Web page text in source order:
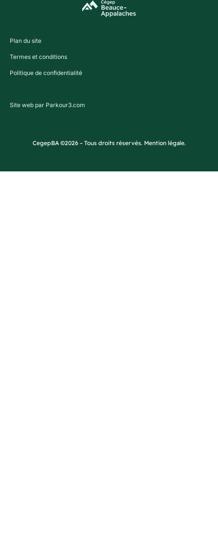
Plan du site
Termes et conditions
Politique de confidentialité
Site web par Parkour3.com
CegepBA ©2026 – Tous droits réservés. Mention légale.